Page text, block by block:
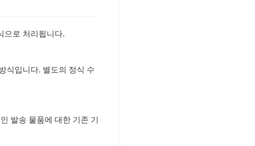
으로 처리됩니다.
식입니다. 별도의 정식 수
발송 물품에 대한 기존 기